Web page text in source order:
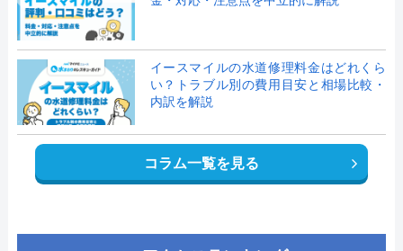
イースマイルの水道修理料金はどれくら
い？トラブル別の費用目安と相場比較・
内訳を解説
コラム一覧を見る